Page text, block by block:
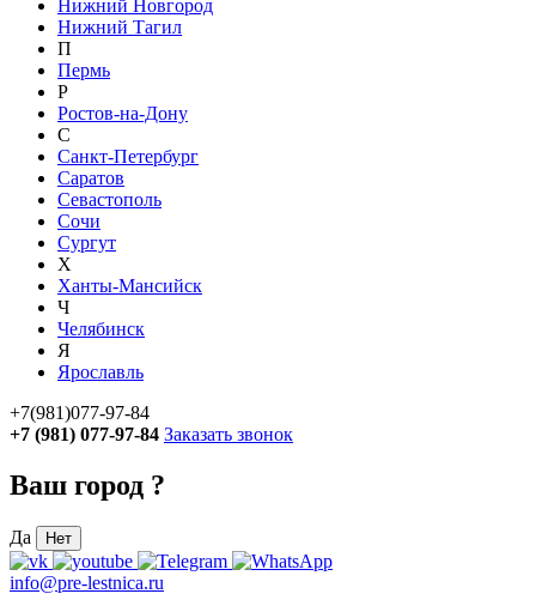
Нижний Новгород
Нижний Тагил
П
Пермь
Р
Ростов-на-Дону
С
Санкт-Петербург
Саратов
Севастополь
Сочи
Сургут
Х
Ханты-Мансийск
Ч
Челябинск
Я
Ярославль
+7(981)077-97-84
+7 (981) 077-97-84 Заказать звонок
Ваш город ?
Да Нет
info@pre-lestnica.ru